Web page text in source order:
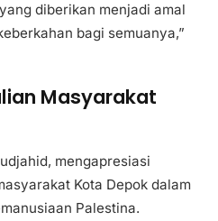
diberikan menjadi amal
bagi semuanya,”
Masyarakat
mengapresiasi
Kota Depok dalam
Palestina.